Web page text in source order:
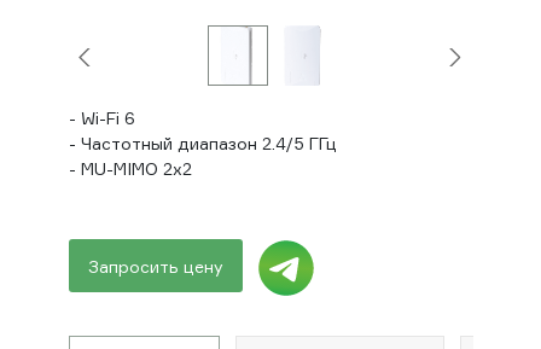
- Wi-Fi 6
- Частотный диапазон 2.4/5 ГГц
- MU-MIMO 2x2
Запросить цену